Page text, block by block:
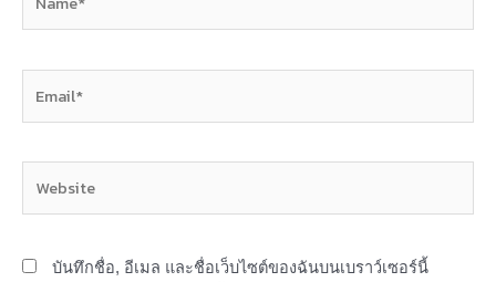
บันทึกชื่อ, อีเมล และชื่อเว็บไซต์ของฉันบนเบราว์เซอร์นี้